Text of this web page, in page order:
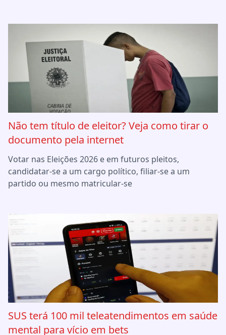
Não tem título de eleitor? Veja como tirar o
documento pela internet
Votar nas Eleições 2026 e em futuros pleitos,
candidatar-se a um cargo político, filiar-se a um
partido ou mesmo matricular-se
SUS terá 100 mil teleatendimentos em saúde
mental para vício em bets